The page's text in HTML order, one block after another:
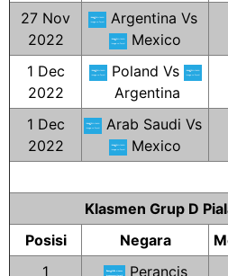
27 Nov
2022
Argentina Vs
Mexico
1 Dec
2022
Poland Vs
Argentina
1 Dec
2022
Arab Saudi Vs
Mexico
Klasmen Grup D
Posisi
Negara
1
Perancis